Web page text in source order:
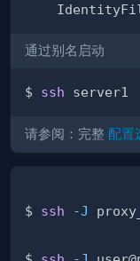
通过别名启动
$ ssh
请参阅：完整 配置
$ ssh -J